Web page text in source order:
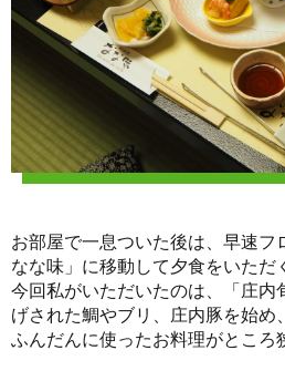
お部屋で一息ついた後は、早速
なな味」に移動して夕食をいただ
今回私がいただいたのは、「庄内
げされた鯛やブリ、庄内豚を始め
ふんだんに使ったお料理がところ